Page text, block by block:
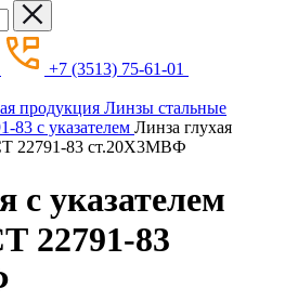
+7 (3513) 75-61-01
продукция Линзы стальные
с указателем Линза глухая
22791-83 ст.20Х3МВФ
с указателем
22791-83